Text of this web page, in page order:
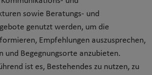
sowie Beratungs- und
genutzt werden, um die
Empfehlungen auszusprechen,
und Begegnungsorte anzubieten.
ist es, Bestehendes zu nutzen, zu